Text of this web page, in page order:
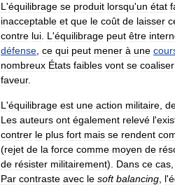
L 'équilibrage se produit lorsqu'un état
inacceptable et que le coût de laisser
contre lui L 'équilibrage peut être
défense ce qui peut mener à une
nombreux États faibles vont se coaliser
faveur.
L 'équilibrage est une action militaire
Les auteurs ont également relevé l'
contrer le plus fort mais se rendent
(rejet de la force comme moyen de
de résister militairement). Dans ce cas
Par contraste avec le soft balancing l'